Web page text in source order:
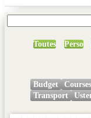
Toutes Perso
Budget Courses
Transport